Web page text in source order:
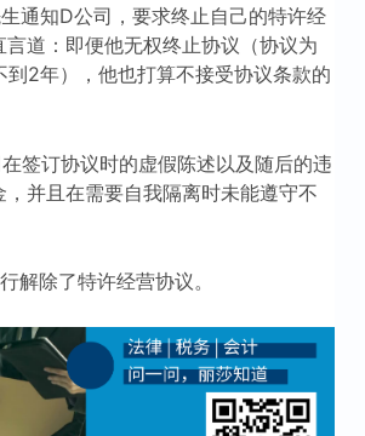
通知D公司，要求终止自己的特许经
道：即便他无权终止协议（协议为
到2年），他也打算不接受协议条款的
签订协议时的虚假陈述以及随后的违
并且在需要自我隔离时未能遵守不
解除了特许经营协议。